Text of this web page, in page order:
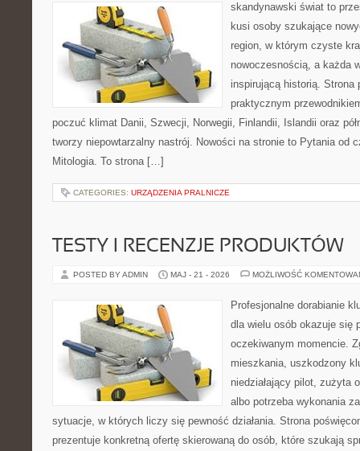
skandynawski świat to
kusi osoby szukające
region, w którym czyste
nowoczesnością, a każda
inspirującą historią.
praktycznym
poczuć klimat Danii, Szwecji, Norwegii, Finlandii, Islandii oraz
tworzy niepowtarzalny nastrój. Nowości na stronie to Pytania od
Mitologia. To strona […]
CATEGORIES: URZĄDZENIA PRALNICZE
TESTY I RECENZJE PRODUKTÓW
POSTED BY ADMIN MAJ - 21 - 2026 MOŻLIWOŚĆ
Profesjonalne dorabianie
dla wielu osób okazuje się
oczekiwanym momencie.
mieszkania, uszkodzony
niedziałający pilot, zużyta
albo potrzeba wykonania
sytuacje, w których liczy się pewność działania. Strona
prezentuje konkretną ofertę skierowaną do osób, które szukają